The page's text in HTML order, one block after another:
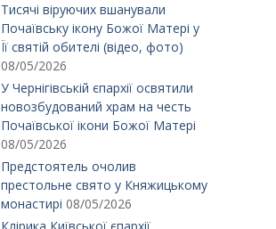
Тисячі віруючих вшанували
Почаївську ікону Божої Матері у
Її святій обителі (відео, фото)
08/05/2026
У Чернігівській єпархії освятили
новозбудований храм на честь
Почаївської ікони Божої Матері
08/05/2026
Предстоятель очолив
престольне свято у Княжицькому
монастирі 08/05/2026